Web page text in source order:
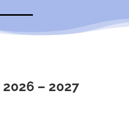
2026 – 2027